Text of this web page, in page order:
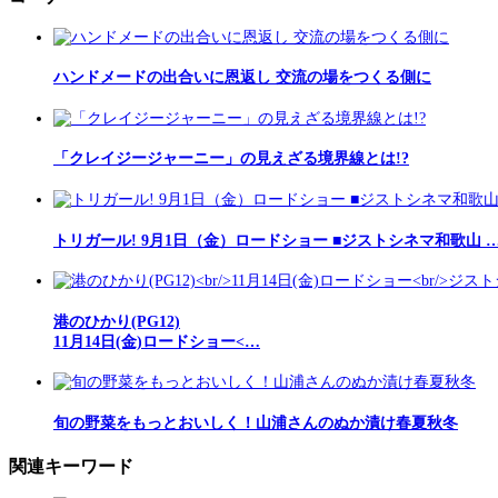
ハンドメードの出合いに恩返し 交流の場をつくる側に
「クレイジージャーニー」の見えざる境界線とは!?
トリガール! 9月1日（金）ロードショー ■ジストシネマ和歌山
港のひかり(PG12)
11月14日(金)ロードショー<…
旬の野菜をもっとおいしく！山浦さんのぬか漬け春夏秋冬
関連キーワード